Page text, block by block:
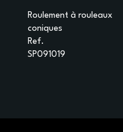
Roulement à rouleaux
coniques
Ref.
SP091019